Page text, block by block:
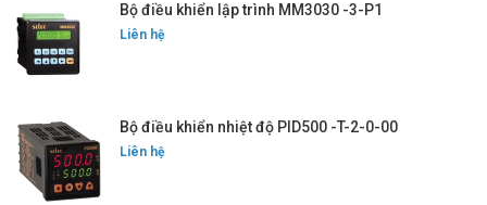
Bộ điều khiển lập trình MM3030 -3-P1
Liên hệ
Bộ điều khiển nhiệt độ PID500 -T-2-0-00
Liên hệ